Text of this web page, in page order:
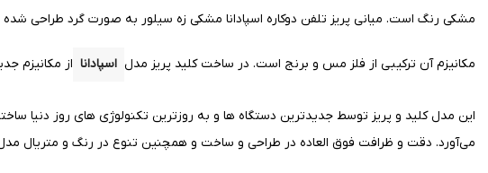
مشکی رنگ است. میانی پریز تلفن دوکاره اسپادانا مشکی زه سیلور به صورت گرد طراحی
مکانیزم آن ترکیبی از فلز مس و برنج است. در ساخت کلید پریز مدل اسپادانا از مکانیزم
این مدل کلید و پریز توسط جدیدترین دستگاه ها و به روزترین تکنولوژی های روز دنیا
می‌آورد. دقت و ظرافت فوق العاده در طراحی و ساخت و همچنین تنوع در رنگ و متریال مدل